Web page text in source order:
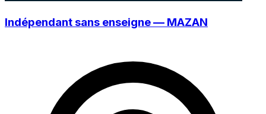
Indépendant sans enseigne — MAZAN